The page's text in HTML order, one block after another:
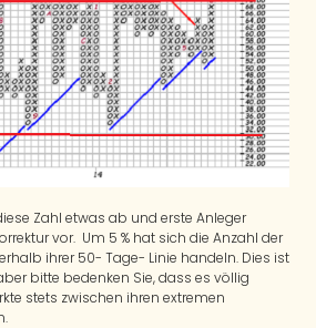
Zahl etwas ab und erste Anleger
vor. Um 5 % hat sich die Anzahl der
ihrer 50- Tage- Linie handeln. Dies ist
bitte bedenken Sie, dass es völlig
stets zwischen ihren extremen